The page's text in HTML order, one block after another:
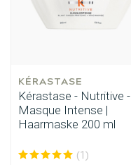
KÉRASTASE
Kérastase - Nutritive -
Masque Intense |
Haarmaske 200 ml
(1)